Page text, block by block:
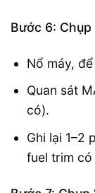
Bước 6:
Nổ máy,
Quan sát
có).
Ghi lại 1–2
fuel trim có